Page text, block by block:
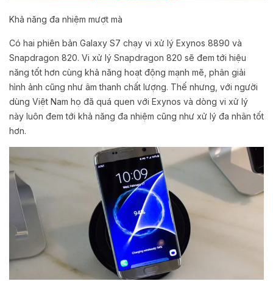
Khả năng đa nhiệm mượt mà
Có hai phiên bản Galaxy S7 chạy vi xử lý Exynos 8890 và
Snapdragon 820. Vi xử lý Snapdragon 820 sẽ đem tới hiệu
năng tốt hơn cùng khả năng hoạt động mạnh mẽ, phân giải
hình ảnh cũng như âm thanh chất lượng. Thế nhưng, với người
dùng Việt Nam họ đã quá quen với Exynos và dòng vi xử lý
này luôn đem tới khả năng đa nhiệm cũng như xử lý đa nhân tốt
hơn.